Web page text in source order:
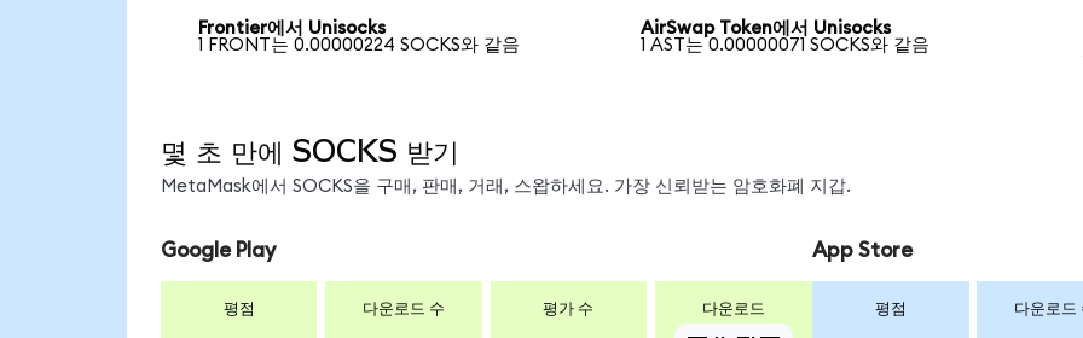
Frontier에서 Unisocks
1 FRONT는 0.00000224 SOCKS와 같음
AirSwap Token에서 Unisocks
1 AST는 0.00000071 SOCKS와 같음
몇 초 만에 SOCKS 받기
MetaMask에서 SOCKS을 구매, 판매, 거래, 스왑하세요. 가장 신뢰받는 암호화폐 지갑.
Google Play
평점 다운로드 수 평가 수 다운로드
App Store
평점 다운로드